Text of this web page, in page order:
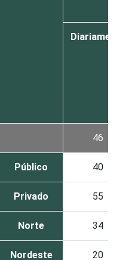
Diariamente
46
Público 40
Privado 55
Norte 34
Nordeste 20